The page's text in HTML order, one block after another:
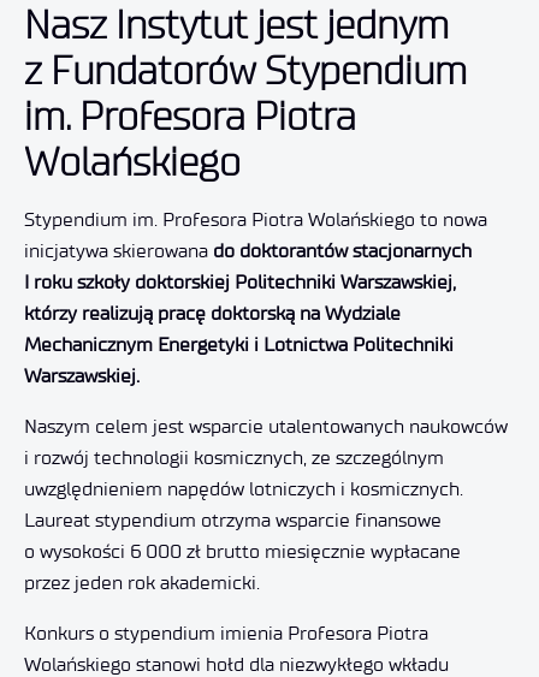
Nasz Instytut jest jednym
z Fundatorów Stypendium
im. Profesora Piotra
Wolańskiego
Stypendium im. Profesora Piotra Wolańskiego to nowa
inicjatywa skierowana do doktorantów stacjonarnych
I roku szkoły doktorskiej Politechniki Warszawskiej,
którzy realizują pracę doktorską na Wydziale
Mechanicznym Energetyki i Lotnictwa Politechniki
Warszawskiej.
Naszym celem jest wsparcie utalentowanych naukowców
i rozwój technologii kosmicznych, ze szczególnym
uwzględnieniem napędów lotniczych i kosmicznych.
Laureat stypendium otrzyma wsparcie finansowe
o wysokości 6 000 zł brutto miesięcznie wypłacane
przez jeden rok akademicki.
Konkurs o stypendium imienia Profesora Piotra
Wolańskiego stanowi hołd dla niezwykłego wkładu